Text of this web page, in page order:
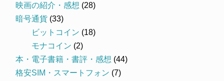
映画の紹介・感想 (28)
暗号通貨 (33)
ビットコイン (18)
モナコイン (2)
本・電子書籍・書評・感想 (44)
格安SIM・スマートフォン (7)